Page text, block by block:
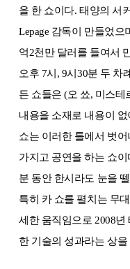
을 한 쇼이다. 태양의 서
Lepage 감독이 만들었
억2천만 달러를 들여서
오후 7시, 9시30분 두 차
든 쇼들은 (오 쑈, 미스테
내용을 소재로 내용이
쇼는 이러한 틀에서 벗
가지고 공연을 하는 쇼
분 동안 한시라도 눈을
특히 카 쇼를 펼치는 무
세한 움직임으로 2008년
한 기술의 성과라는 상